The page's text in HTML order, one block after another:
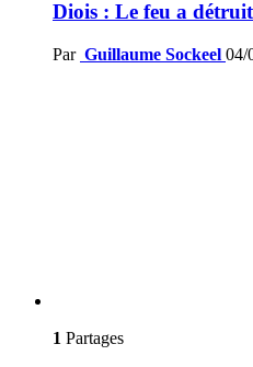
Diois : Le feu a
Par Guillaume Sockeel 04/
1 Partages